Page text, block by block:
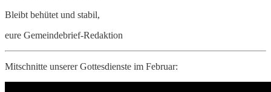
Bleibt behütet und stabil,
eure Gemeindebrief-Redaktion
Mitschnitte unserer Gottesdienste im Februar: